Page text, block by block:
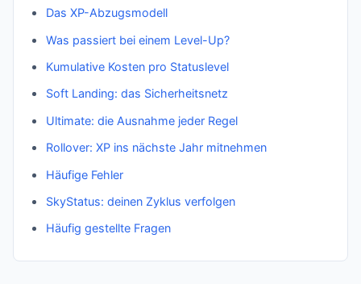
Das XP-Abzugsmodell
Was passiert bei einem Level-Up?
Kumulative Kosten pro Statuslevel
Soft Landing: das Sicherheitsnetz
Ultimate: die Ausnahme jeder Regel
Rollover: XP ins nächste Jahr mitnehmen
Häufige Fehler
SkyStatus: deinen Zyklus verfolgen
Häufig gestellte Fragen